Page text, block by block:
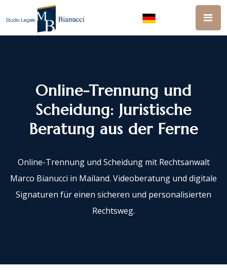
Online-Trennung und
Scheidung: Juristische
Beratung aus der Ferne
Online-Trennung und Scheidung mit Rechtsanwalt
Marco Bianucci in Mailand. Videoberatung und digitale
Signaturen für einen sicheren und personalisierten
Rechtsweg.